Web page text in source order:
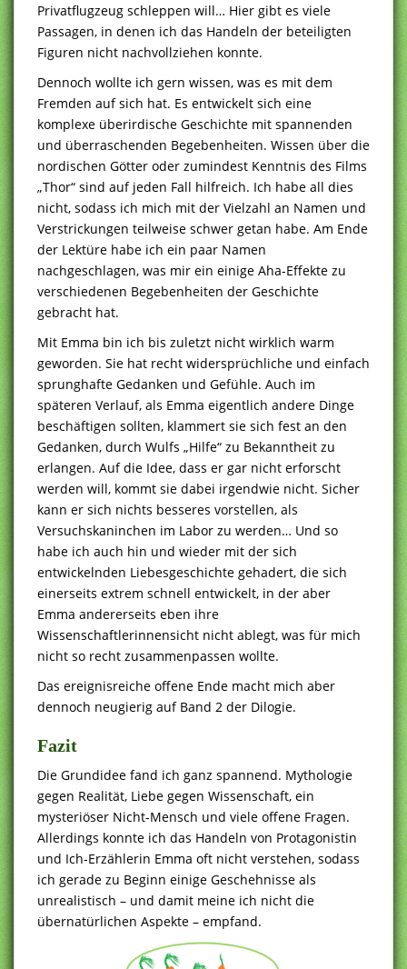
Privatflugzeug schleppen will… Hier gibt es viele
Passagen, in denen ich das Handeln der beteiligten
Figuren nicht nachvollziehen konnte.
Dennoch wollte ich gern wissen, was es mit dem
Fremden auf sich hat. Es entwickelt sich eine
komplexe überirdische Geschichte mit spannenden
und überraschenden Begebenheiten. Wissen über die
nordischen Götter oder zumindest Kenntnis des Films
„Thor“ sind auf jeden Fall hilfreich. Ich habe all dies
nicht, sodass ich mich mit der Vielzahl an Namen und
Verstrickungen teilweise schwer getan habe. Am Ende
der Lektüre habe ich ein paar Namen
nachgeschlagen, was mir ein einige Aha-Effekte zu
verschiedenen Begebenheiten der Geschichte
gebracht hat.
Mit Emma bin ich bis zuletzt nicht wirklich warm
geworden. Sie hat recht widersprüchliche und einfach
sprunghafte Gedanken und Gefühle. Auch im
späteren Verlauf, als Emma eigentlich andere Dinge
beschäftigen sollten, klammert sie sich fest an den
Gedanken, durch Wulfs „Hilfe“ zu Bekanntheit zu
erlangen. Auf die Idee, dass er gar nicht erforscht
werden will, kommt sie dabei irgendwie nicht. Sicher
kann er sich nichts besseres vorstellen, als
Versuchskaninchen im Labor zu werden… Und so
habe ich auch hin und wieder mit der sich
entwickelnden Liebesgeschichte gehadert, die sich
einerseits extrem schnell entwickelt, in der aber
Emma andererseits eben ihre
Wissenschaftlerinnensicht nicht ablegt, was für mich
nicht so recht zusammenpassen wollte.
Das ereignisreiche offene Ende macht mich aber
dennoch neugierig auf Band 2 der Dilogie.
Fazit
Die Grundidee fand ich ganz spannend. Mythologie
gegen Realität, Liebe gegen Wissenschaft, ein
mysteriöser Nicht-Mensch und viele offene Fragen.
Allerdings konnte ich das Handeln von Protagonistin
und Ich-Erzählerin Emma oft nicht verstehen, sodass
ich gerade zu Beginn einige Geschehnisse als
unrealistisch – und damit meine ich nicht die
übernatürlichen Aspekte – empfand.